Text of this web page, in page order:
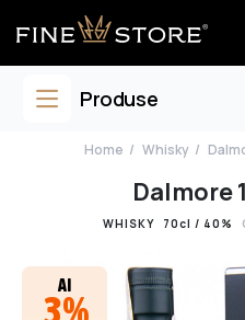
Produse
Home Whisky
Dalmore
WHISKY 70cl / 40%
AI